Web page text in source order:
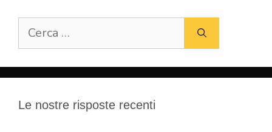
per:
Le nostre risposte recenti